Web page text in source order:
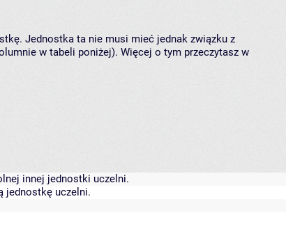
Jednostka ta nie musi mieć jednak związku z
w tabeli poniżej). Więcej o tym przeczytasz w
innej jednostki uczelni.
jednostkę uczelni.